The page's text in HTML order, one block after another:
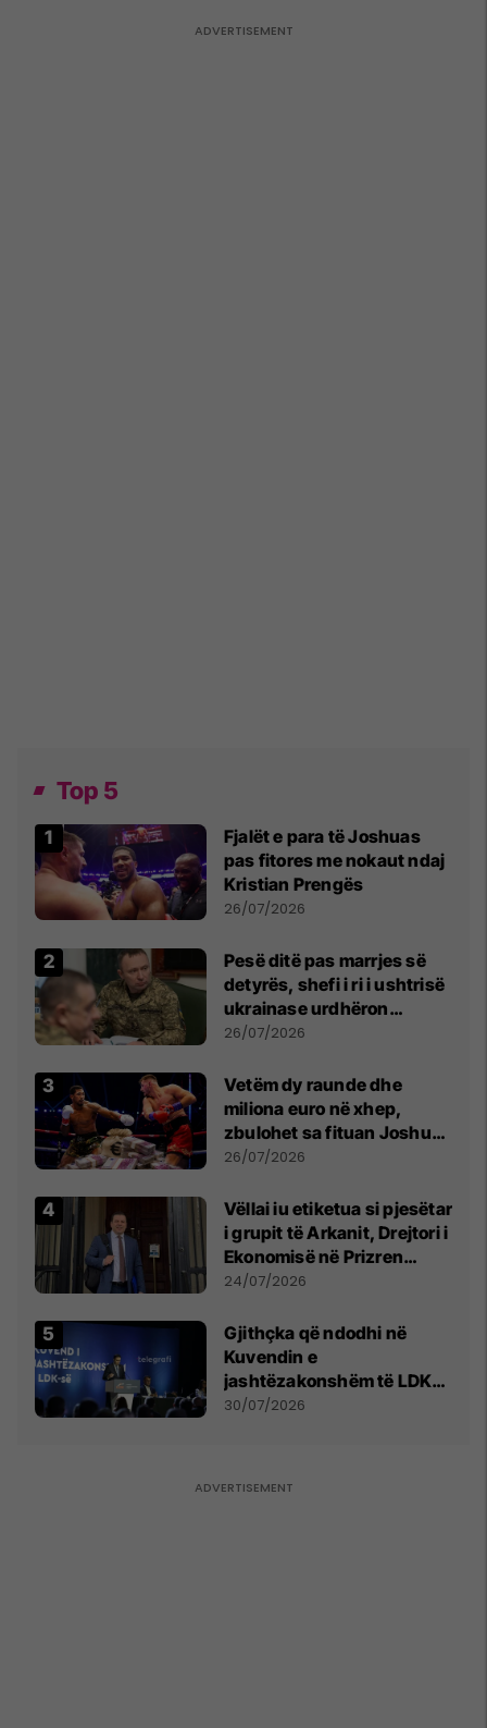
Top 5
Fjalët e para të Joshuas
pas fitores me nokaut ndaj
Kristian Prengës
26/07/2026
Pesë ditë pas marrjes së
detyrës, shefi i ri i ushtrisë
ukrainase urdhëron
kontroll të madh
26/07/2026
Vetëm dy raunde dhe
miliona euro në xhep,
zbulohet sa fituan Joshua
e Prenga
26/07/2026
Vëllai iu etiketua si pjesëtar
i grupit të Arkanit, Drejtori i
Ekonomisë në Prizren
mohon pretendimet
24/07/2026
Gjithçka që ndodhi në
Kuvendin e
jashtëzakonshëm të LDK-
së
30/07/2026